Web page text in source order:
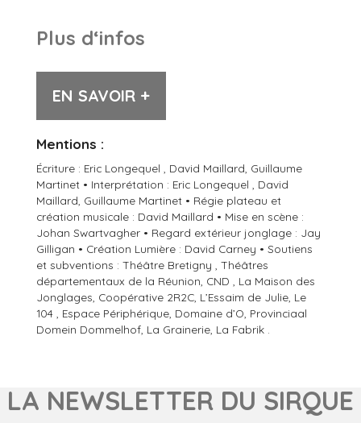
Plus d‘infos
EN SAVOIR +
Mentions :
Écriture : Eric Longequel , David Maillard, Guillaume
Martinet • Interprétation : Eric Longequel , David
Maillard, Guillaume Martinet • Régie plateau et
création musicale : David Maillard • Mise en scène :
Johan Swartvagher • Regard extérieur jonglage : Jay
Gilligan • Création Lumière : David Carney • Soutiens
et subventions : Théâtre Bretigny , Théâtres
départementaux de la Réunion, CND , La Maison des
Jonglages, Coopérative 2R2C, L’Essaim de Julie, Le
104 , Espace Périphérique, Domaine d’O, Provinciaal
Domein Dommelhof, La Grainerie, La Fabrik .
LA NEWSLETTER DU SIRQUE